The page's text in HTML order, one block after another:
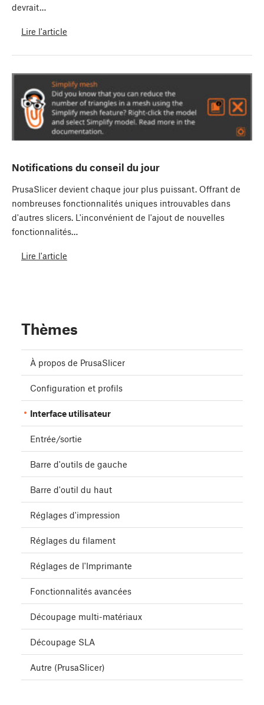
devrait…
Lire l'article
Notifications du conseil du jour
PrusaSlicer devient chaque jour plus puissant. Offrant de
nombreuses fonctionnalités uniques introuvables dans
d'autres slicers. L'inconvénient de l'ajout de nouvelles
fonctionnalités…
Lire l'article
Thèmes
À propos de PrusaSlicer
Configuration et profils
Interface utilisateur
Entrée/sortie
Barre d'outils de gauche
Barre d'outil du haut
Réglages d'impression
Réglages du filament
Réglages de l'Imprimante
Fonctionnalités avancées
Découpage multi-matériaux
Découpage SLA
Autre (PrusaSlicer)